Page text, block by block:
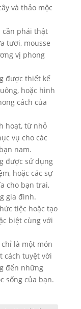
và thảo mộc
cần phải thật
tươi, mousse
vị phong
được thiết kế
hoặc hình
cách của
hoạt, từ nhỏ
vụ cho các
nam.
được sử dụng
hoặc các sự
cho bạn trai,
gia đình.
tiệc hoặc tạo
biệt cùng với
là một món
cách tuyệt vời
đến những
sống của bạn.